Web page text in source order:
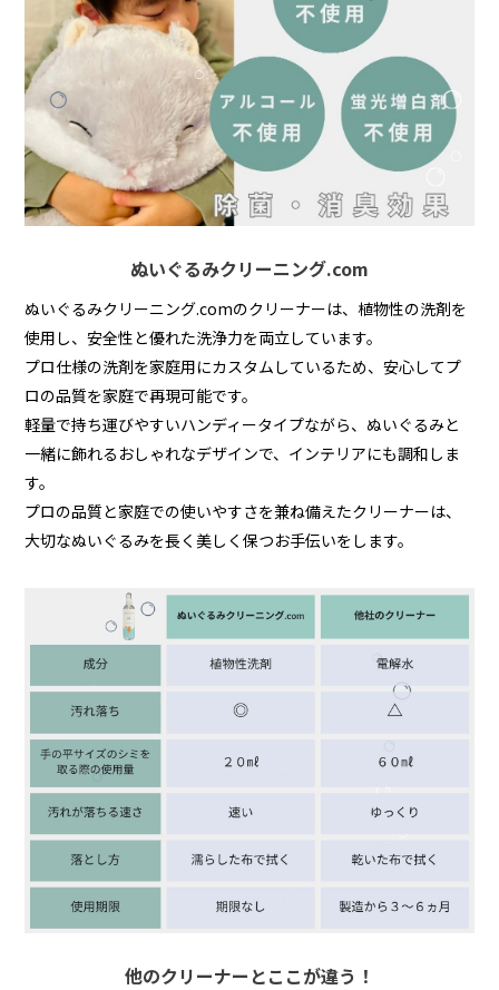
ぬいぐるみクリーニング.com
ぬいぐるみクリーニング.comのクリーナーは、植物性の洗剤を
使用し、安全性と優れた洗浄力を両立しています。
プロ仕様の洗剤を家庭用にカスタムしているため、安心してプ
ロの品質を家庭で再現可能です。
軽量で持ち運びやすいハンディータイプながら、ぬいぐるみと
一緒に飾れるおしゃれなデザインで、インテリアにも調和しま
す。
プロの品質と家庭での使いやすさを兼ね備えたクリーナーは、
大切なぬいぐるみを長く美しく保つお手伝いをします。
他のクリーナーとここが違う！